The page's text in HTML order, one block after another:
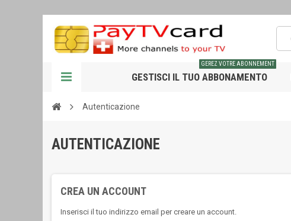
GESTISCI IL TUO ABBONAMENTO
GEREZ VOTRE ABONNEMENT
Autenticazione
AUTENTICAZIONE
CREA UN ACCOUNT
Inserisci il tuo indirizzo email per creare un account.